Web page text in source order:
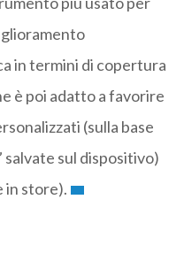
in termini di copertura
è poi adatto a favorire
(sulla base
salvate sul dispositivo)
in store).